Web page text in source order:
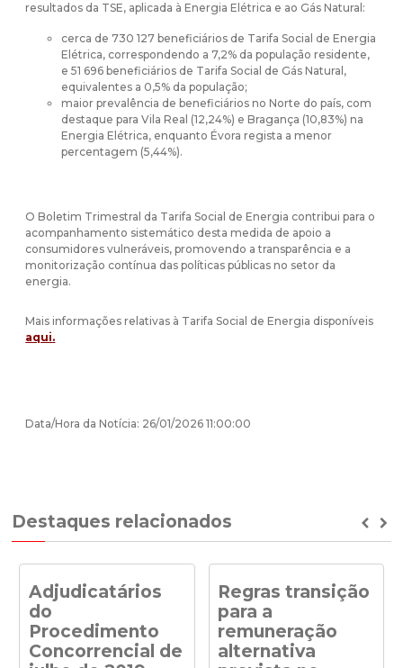
resultados da TSE, aplicada à Energia Elétrica e ao Gás Natural:
cerca de 730 127 beneficiários de Tarifa Social de Energia
Elétrica, correspondendo a 7,2% da população residente,
e 51 696 beneficiários de Tarifa Social de Gás Natural,
equivalentes a 0,5% da população;
maior prevalência de beneficiários no Norte do país, com
destaque para Vila Real (12,24%) e Bragança (10,83%) na
Energia Elétrica, enquanto Évora regista a menor
percentagem (5,44%).
O Boletim Trimestral da Tarifa Social de Energia contribui para o
acompanhamento sistemático desta medida de apoio a
consumidores vulneráveis, promovendo a transparência e a
monitorização contínua das políticas públicas no setor da
energia.
Mais informações relativas à Tarifa Social de Energia disponíveis
aqui.
Data/Hora da Notícia: 26/01/2026 11:00:00
Destaques relacionados
Adjudicatários
do
Procedimento
Concorrencial de
Regras transição
para a
remuneração
alternativa